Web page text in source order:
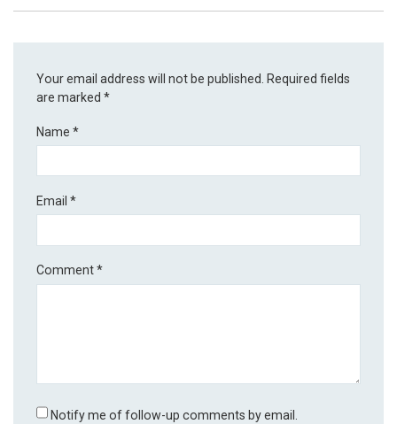
Your email address will not be published.
Required fields
are marked*
Name*
Email*
Comment*
Notify me of follow-up comments by email.